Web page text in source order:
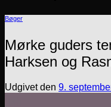
Bøger
Mørke guders
Harksen og
Udgivet den 9.